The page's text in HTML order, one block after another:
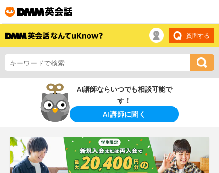
質問する
AI講師ならいつでも相談可能で
す！
AI講師に聞く